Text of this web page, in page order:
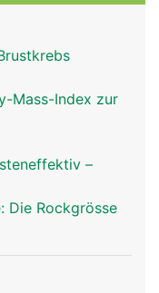
des
in der
Dadurch ist das
als beim
Gelenke nicht
Das
und den
Bewegung
von
Mass-Index zur
–
Die Rockgrösse